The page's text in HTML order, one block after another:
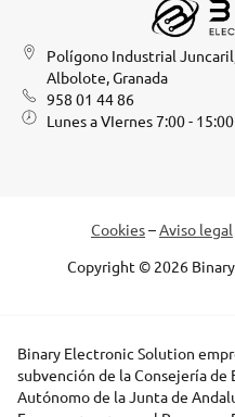
Polígono Industrial
Albolote, Granada
958 01 44 86
Lunes a VIernes 7:00 - 15:00
Cookies–Aviso legal
Copyright © 2026
Binary Electronic Solution
subvención de la Consejería de
Autónomo de la Junta de